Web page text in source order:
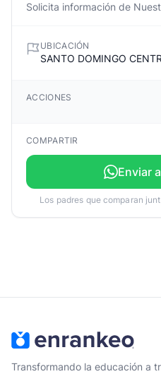
Solicita información de
UBICACIÓN
SANTO DOMINGO
ACCIONES
COMPARTIR
Enviar
Los padres que comparan
Transformando la educación a